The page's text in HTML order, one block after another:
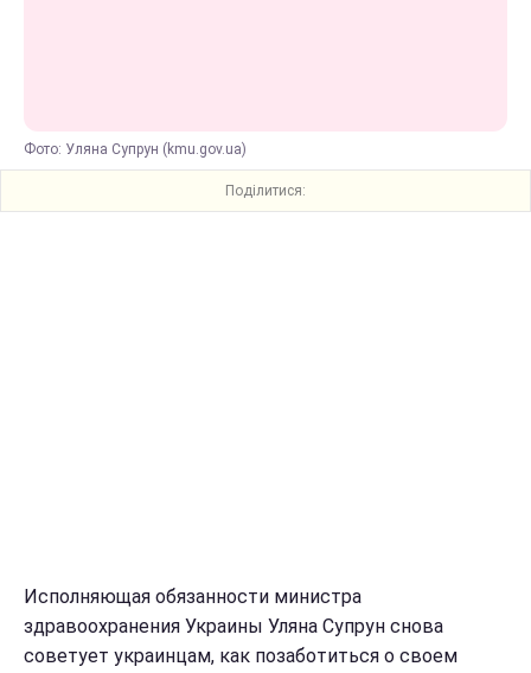
Фото: Уляна Супрун (kmu.gov.ua)
Поділитися:
Исполняющая обязанности министра
здравоохранения Украины Уляна Супрун снова
советует украинцам, как позаботиться о своем